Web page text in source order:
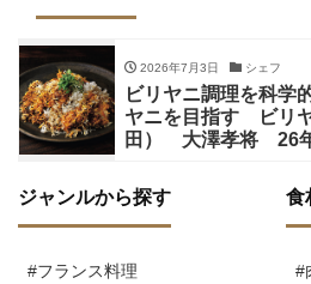
2026年7月3日 シェフ
ビリヤニ調理を科学
ヤニを目指す ビリ
田） 大澤孝将 26
ジャンルから探す
#フランス料理
食
#